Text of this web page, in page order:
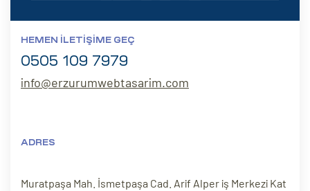
HEMEN İLETIŞIME GEÇ
0505 109 7979
info@erzurumwebtasarim.com
ADRES
Muratpaşa Mah. İsmetpaşa Cad. Arif Alper iş Merkezi Kat